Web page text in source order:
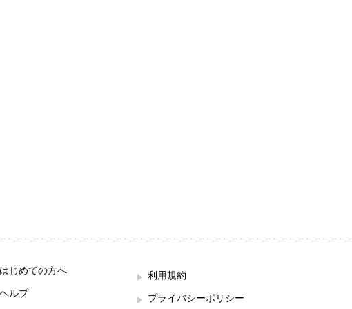
はじめての方へ
ヘルプ
利用規約
プライバシーポリシー